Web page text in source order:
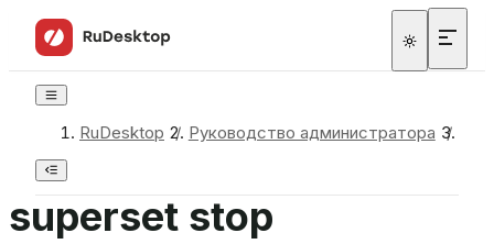
RuDesktop / Руководство администратора /
superset stop